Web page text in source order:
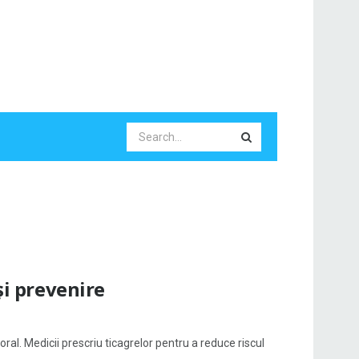
prevenire
Medicii prescriu ticagrelor pentru a reduce riscul